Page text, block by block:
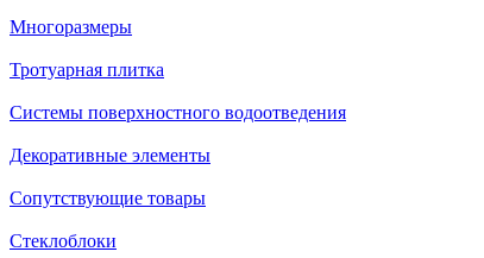
Многоразмеры
Тротуарная плитка
Системы поверхностного водоотведения
Декоративные элементы
Сопутствующие товары
Стеклоблоки